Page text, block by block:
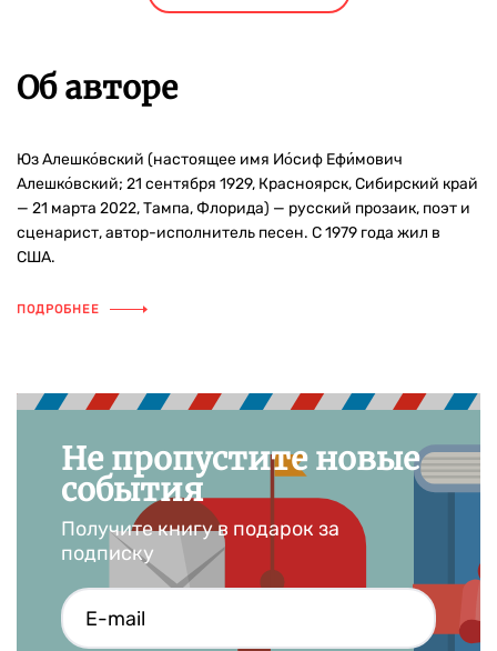
Об авторе
Юз Алешко́вский (настоящее имя Ио́сиф Ефи́мович
Алешко́вский; 21 сентября 1929, Красноярск, Сибирский край
— 21 марта 2022, Тампа, Флорида) — русский прозаик, поэт и
сценарист, автор-исполнитель песен. С 1979 года жил в
США.
ПОДРОБНЕЕ
Не пропустите новые
события
Получите книгу в подарок за
подписку